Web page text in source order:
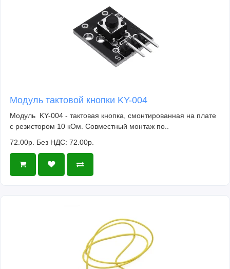
Модуль тактовой кнопки KY-004
Модуль KY-004 - тактовая кнопка, смонтированная на плате
с резистором 10 кОм. Совместный монтаж по..
72.00р. Без НДС: 72.00р.